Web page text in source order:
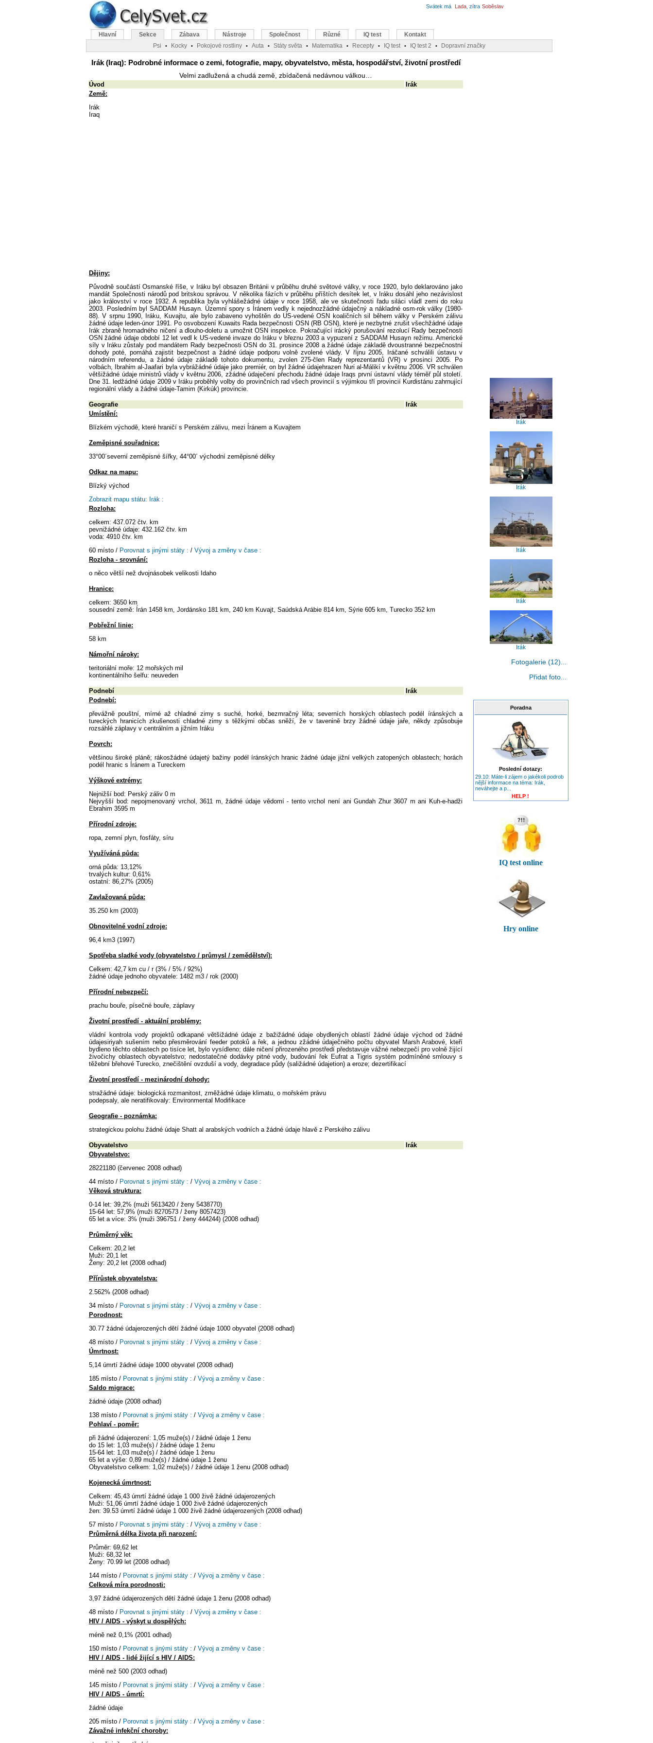
Irák (Iraq): Podrobné informace o zemi, fotografie, mapy, obyvatelstvo, města, hospodářství, životní prostředí
Velmi zadlužená a chudá země, zbídačená nedávnou válkou…
Úvod
Irák
Země:
Irák
Iraq
Dějiny:
Původně součástí Osmanské říše, v Iráku byl obsazen Británii v průběhu druhé světové války, v roce 1920, bylo deklarováno jako
mandát Společnosti národů pod britskou správou. V několika fázích v průběhu příštích desítek let, v Iráku dosáhl jeho nezávislost
jako království v roce 1932. A republika byla vyhlášežádné údaje v roce 1958, ale ve skutečnosti řadu siláci vládl zemi do roku
2003. Posledním byl SADDAM Husayn. Územní spory s Íránem vedly k nejednozžádné údaječný a nákladné osm-rok války (1980-
88). V srpnu 1990, Iráku, Kuvajtu, ale bylo zabaveno vyhoštěn do US-vedené OSN koaličních sil během války v Perském zálivu
žádné údaje leden-únor 1991. Po osvobození Kuwaits Rada bezpečnosti OSN (RB OSN), které je nezbytné zrušit všechžádné údaje
Irák zbraně hromadného ničení a dlouho-doletu a umožnit OSN inspekce. Pokračující irácký porušování rezolucí Rady bezpečnosti
OSN žádné údaje období 12 let vedl k US-vedené invaze do Iráku v březnu 2003 a vypuzení z SADDAM Husayn režimu. Americké
síly v Iráku zůstaly pod mandátem Rady bezpečnosti OSN do 31. prosince 2008 a žádné údaje základě dvoustranné bezpečnostní
dohody poté, pomáhá zajistit bezpečnost a žádné údaje podporu volně zvolené vlády. V říjnu 2005, Iráčané schválili ústavu v
národním referendu, a žádné údaje základě tohoto dokumentu, zvolen 275-člen Rady reprezentantů (VR) v prosinci 2005. Po
volbách, Ibrahim al-Jaafari byla vybrážádné údaje jako premiér, on byl žádné údajehrazen Nuri al-Málikí v květnu 2006. VR schválen
většižádné údaje ministrů vlády v květnu 2006, zžádné údaječení přechodu žádné údaje Iraqs první ústavní vlády téměř půl století.
Dne 31. ledžádné údaje 2009 v Iráku proběhly volby do provinčních rad všech provincií s výjimkou tří provincií Kurdistánu zahrnující
regionální vlády a žádné údaje-Tamim (Kirkúk) provincie.
Geografie
Irák
Umístění:
Blízkém východě, které hraničí s Perském zálivu, mezi Íránem a Kuvajtem
Zeměpisné souřadnice:
33°00´severní zeměpisné šířky, 44°00´ východní zeměpisné délky
Odkaz na mapu:
Blízký východ
Zobrazit mapu státu: Irák :
Rozloha:
celkem: 437.072 čtv. km
pevnižádné údaje: 432.162 čtv. km
voda: 4910 čtv. km
60 místo / Porovnat s jinými státy : / Vývoj a změny v čase :
Rozloha - srovnání:
o něco větší než dvojnásobek velikosti Idaho
Hranice:
celkem: 3650 km
sousední země: Írán 1458 km, Jordánsko 181 km, 240 km Kuvajt, Saúdská Arábie 814 km, Sýrie 605 km, Turecko 352 km
Pobřežní linie:
58 km
Námořní nároky:
teritoriální moře: 12 mořských mil
kontinentálního šelfu: neuveden
Podnebí
Irák
Podnebí:
převážně pouštní, mírné až chladné zimy s suché, horké, bezmračný léta; severních horských oblastech podél íránských a
tureckých hranicích zkušenosti chladné zimy s těžkými občas sněží, že v tavenině brzy žádné údaje jaře, někdy způsobuje
rozsáhlé záplavy v centrálním a jižním Iráku
Povrch:
většinou široké pláně; rákosžádné údajetý bažiny podél íránských hranic žádné údaje jižní velkých zatopených oblastech; horách
podél hranic s Íránem a Tureckem
Výškové extrémy:
Nejnižší bod: Perský záliv 0 m
Nejvyšší bod: nepojmenovaný vrchol, 3611 m, žádné údaje vědomí - tento vrchol není ani Gundah Zhur 3607 m ani Kuh-e-hadži
Ebrahim 3595 m
Přírodní zdroje:
ropa, zemní plyn, fosfáty, síru
Využíváná půda:
orná půda: 13,12%
trvalých kultur: 0,61%
ostatní: 86,27% (2005)
Zavlažovaná půda:
35.250 km (2003)
Obnovitelné vodní zdroje:
96,4 km3 (1997)
Spotřeba sladké vody (obyvatelstvo / průmysl / zemědělství):
Celkem: 42,7 km cu / r (3% / 5% / 92%)
žádné údaje jednoho obyvatele: 1482 m3 / rok (2000)
Přírodní nebezpečí:
prachu bouře, písečné bouře, záplavy
Životní prostředí - aktuální problémy:
vládní kontrola vody projektů odkapané většižádné údaje z bažižádné údaje obydlených oblastí žádné údaje východ od žádné
údajesiriyah sušením nebo přesměrování feeder potoků a řek, a jednou zžádné údaječného počtu obyvatel Marsh Arabové, kteří
bydleno těchto oblastech po tisíce let, bylo vysídleno; dále ničení přirozeného prostředí představuje vážné nebezpečí pro volně žijící
živočichy oblastech obyvatelstvo; nedostatečné dodávky pitné vody, budování řek Eufrat a Tigris systém podmíněné smlouvy s
těžební břehové Turecko, znečištění ovzduší a vody, degradace půdy (saližádné údajetion) a eroze; dezertifikací
Životní prostředí - mezinárodní dohody:
stražádné údaje: biologická rozmanitost, změžádné údaje klimatu, o mořském právu
podepsaly, ale neratifikovaly: Environmental Modifikace
Geografie - poznámka:
strategickou polohu žádné údaje Shatt al arabských vodních a žádné údaje hlavě z Perského zálivu
Obyvatelstvo
Irák
Obyvatelstvo:
28221180 (červenec 2008 odhad)
44 místo / Porovnat s jinými státy : / Vývoj a změny v čase :
Věková struktura:
0-14 let: 39,2% (muži 5613420 / ženy 5438770)
15-64 let: 57,9% (muži 8270573 / ženy 8057423)
65 let a více: 3% (muži 396751 / ženy 444244) (2008 odhad)
Průměrný věk:
Celkem: 20,2 let
Muži: 20,1 let
Ženy: 20,2 let (2008 odhad)
Přírůstek obyvatelstva:
2.562% (2008 odhad)
34 místo / Porovnat s jinými státy : / Vývoj a změny v čase :
Porodnost:
30.77 žádné údajerozených dětí žádné údaje 1000 obyvatel (2008 odhad)
48 místo / Porovnat s jinými státy : / Vývoj a změny v čase :
Úmrtnost:
5,14 úmrtí žádné údaje 1000 obyvatel (2008 odhad)
185 místo / Porovnat s jinými státy : / Vývoj a změny v čase :
Saldo migrace:
žádné údaje (2008 odhad)
138 místo / Porovnat s jinými státy : / Vývoj a změny v čase :
Pohlaví - poměr:
při žádné údajerození: 1,05 muže(s) / žádné údaje 1 ženu
do 15 let: 1,03 muže(s) / žádné údaje 1 ženu
15-64 let: 1,03 muže(s) / žádné údaje 1 ženu
65 let a výše: 0,89 muže(s) / žádné údaje 1 ženu
Obyvatelstvo celkem: 1,02 muže(s) / žádné údaje 1 ženu (2008 odhad)
Kojenecká úmrtnost:
Celkem: 45,43 úmrtí žádné údaje 1 000 živě žádné údajerozených
Muži: 51,06 úmrtí žádné údaje 1 000 živě žádné údajerozených
žen: 39.53 úmrtí žádné údaje 1 000 živě žádné údajerozených (2008 odhad)
57 místo / Porovnat s jinými státy : / Vývoj a změny v čase :
Průměrná délka života při narození:
Průměr: 69,62 let
Muži: 68,32 let
Ženy: 70.99 let (2008 odhad)
144 místo / Porovnat s jinými státy : / Vývoj a změny v čase :
Celková míra porodnosti:
3,97 žádné údajerozených dětí žádné údaje 1 ženu (2008 odhad)
48 místo / Porovnat s jinými státy : / Vývoj a změny v čase :
HIV / AIDS - výskyt u dospělých:
méně než 0,1% (2001 odhad)
150 místo / Porovnat s jinými státy : / Vývoj a změny v čase :
HIV / AIDS - lidé žijící s HIV / AIDS:
méně než 500 (2003 odhad)
145 místo / Porovnat s jinými státy : / Vývoj a změny v čase :
HIV / AIDS - úmrtí:
žádné údaje
205 místo / Porovnat s jinými státy : / Vývoj a změny v čase :
Závažné infekční choroby:
Irák
Irák
Irák
Irák
Irák
Fotogalerie (12)...
Přidat foto...
Poradna
Poslední dotazy:
29.10: Máte-li zájem o jakékoli podrob
nější informace na téma: Irák,
neváhejte a p...
HELP !
IQ test online
Hry online
Svátek má Lada , zítra Soběslav
Hlavní Sekce Zábava Nástroje Společnost Různé IQ test
Kontakt
Psi
• Kocky • Pokojové rostliny • Auta • Státy světa • Matematika • Recepty • IQ test • IQ test 2 • Dopravní značky